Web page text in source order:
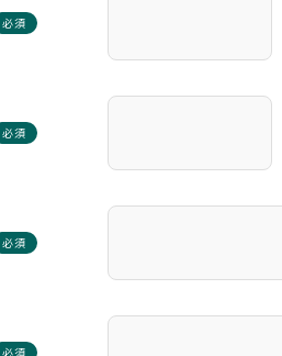
必須
必須
必須
必須